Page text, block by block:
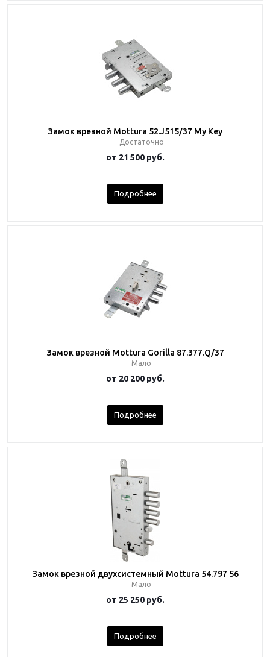
Замок врезной Mottura 52.J515/37 My Key
Достаточно
от 21 500 руб.
Подробнее
Замок врезной Mottura Gorilla 87.377.Q/37
Мало
от 20 200 руб.
Подробнее
Замок врезной двухсистемный Mottura 54.797 56
Мало
от 25 250 руб.
Подробнее